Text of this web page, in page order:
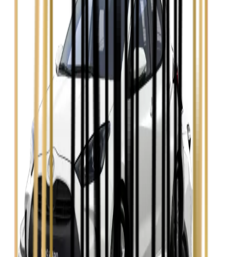
Opel Insignia
Seat Leon
Skoda Fabia
Zobacz
Skoda Kamiq
Zobacz